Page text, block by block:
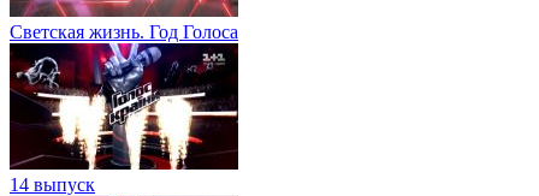
Светская жизнь. Год Голоса
14 выпуск